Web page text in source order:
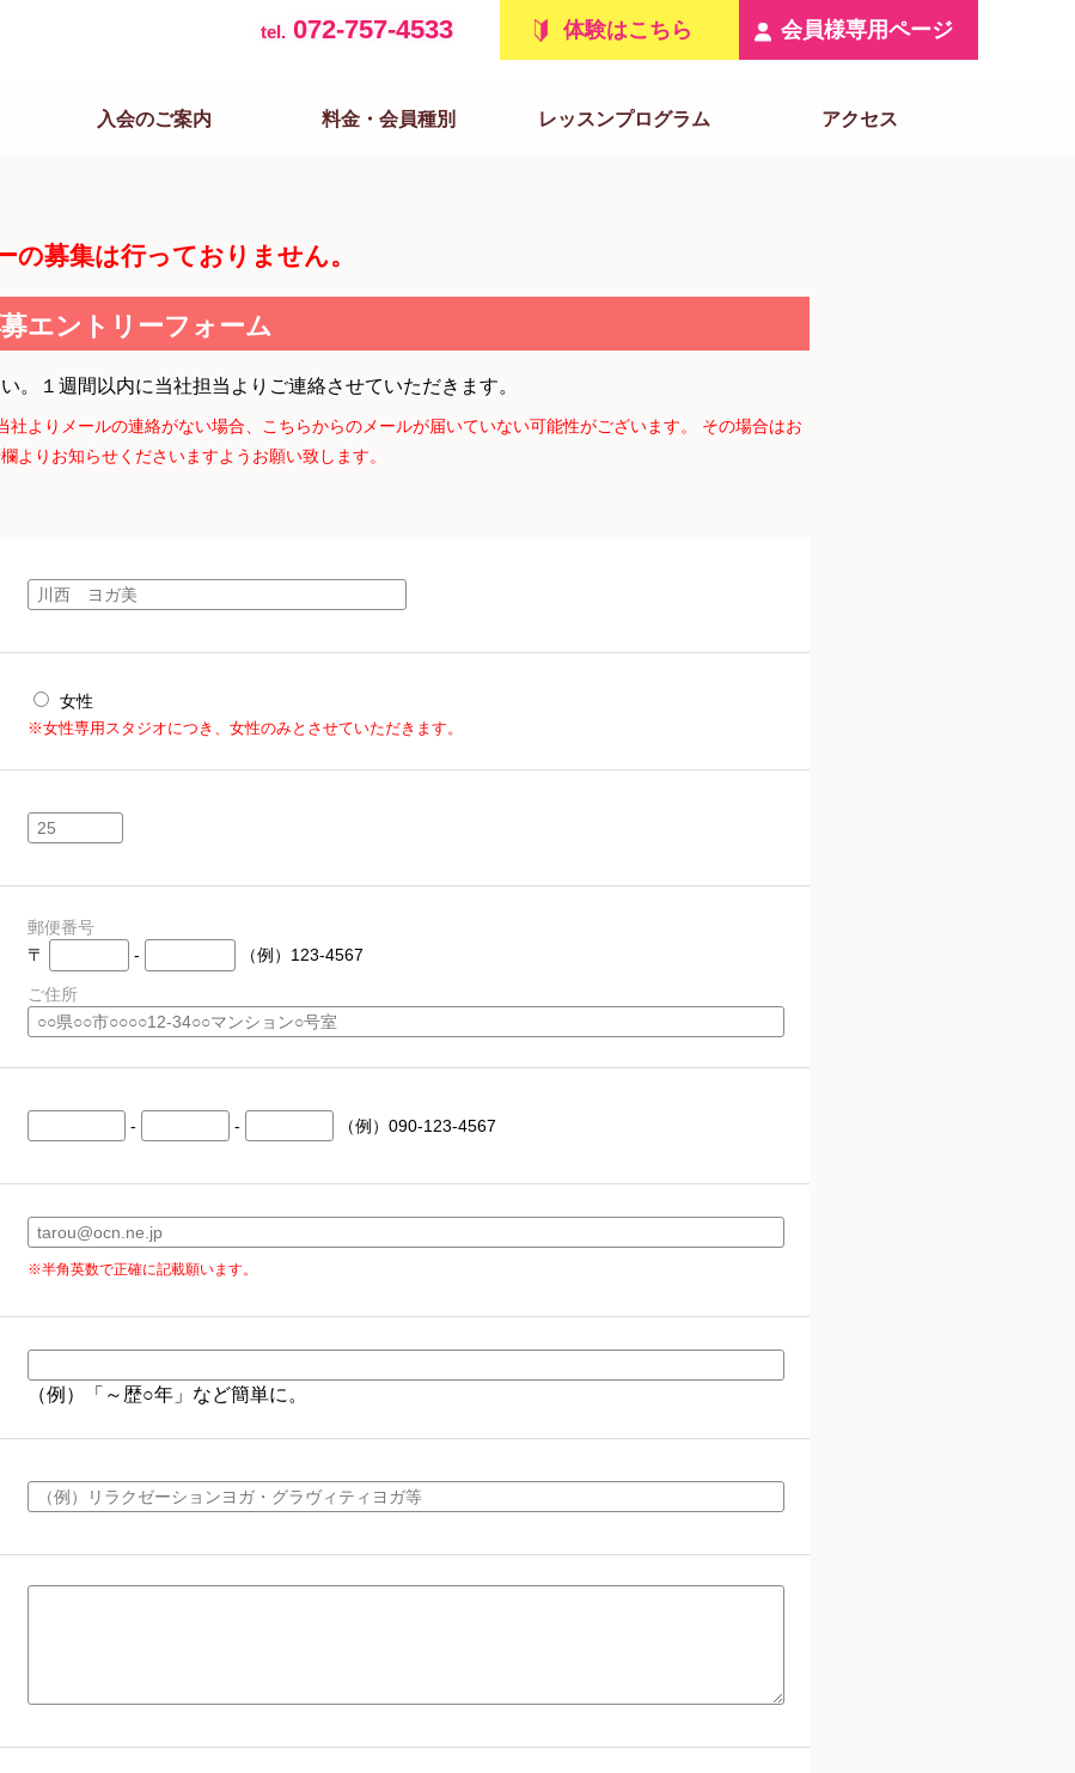
tel.072-757-4533 体験はこちら 会員様専用ページ
入会のご案内 料金・会員種別 レッスンプログラム アクセス
募集は行っておりません。
エントリーフォーム
。１週間以内に当社担当よりご連絡させていただきます。
よりメールの連絡がない場合、こちらからのメールが届いていない可能性がございます。 その場合はお
よりお知らせくださいますようお願い致します。
女性
※女性専用スタジオにつき、女性のみとさせていただきます。
郵便番号
〒
- （例）123-4567
ご住所
- - （例）090-123-4567
※半角英数で正確に記載願います。
（例）「～歴○年」など簡単に。